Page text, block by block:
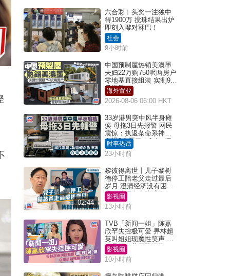
六合彩︱头奖一注独中
得1900万 搅珠结果出炉
即刻入嚟对冧巴！
社会
9小时前
中国预制屋热销美澳墨
夫妇22万购750呎两房户
零地基直接组装 实测9个
月激赞
海外置业
2026-08-06 06:00 HKT
33岁港男突中风半身瘫
痪 母拖3日先报警 网民
震惊：执返条命系神迹
自爆2个恶习｜Juicy叮
时事热话
23小时前
02:44
黎彼得离世丨儿子黎树
德停工陪老父走过最后
岁月 澄清经济没有困
难：传闻有夸张成份
影视圈
13小时前
TVB「新闻一姐」陈嘉
欣罕失控极可爱 畀林超
英叫姐姐现魔性笑声 自
嘲是姨姨获网民激赞
影视圈
10小时前